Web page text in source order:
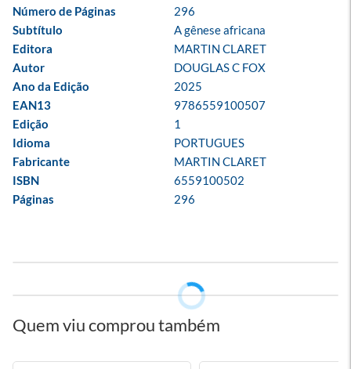
Número de Páginas
296
Subtítulo
A gênese africana
Editora
MARTIN CLARET
Autor
DOUGLAS C FOX
Ano da Edição
2025
EAN13
9786559100507
Edição
1
Idioma
PORTUGUES
Fabricante
MARTIN CLARET
ISBN
6559100502
Páginas
296
Quem viu comprou também